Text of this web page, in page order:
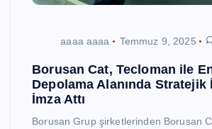
aaaa aaaa Temmuz 9, 2025
Borusan Cat, Tecloman ile
Depolama Alanında
İmza Attı
Borusan Grup şirketlerinden Borusan